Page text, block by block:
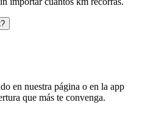
?
en nuestra página o en la app
que más te convenga.